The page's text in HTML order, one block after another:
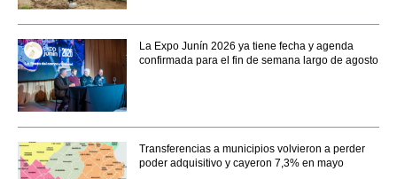
La Expo Junín 2026 ya tiene fecha y agenda
confirmada para el fin de semana largo de agosto
Transferencias a municipios volvieron a perder
poder adquisitivo y cayeron 7,3% en mayo